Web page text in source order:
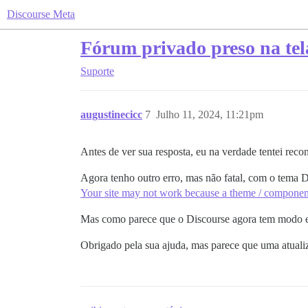
Discourse Meta
Fórum privado preso na
Suporte
augustinecicc Julho 11, 2024, 11:21pm
7
Antes de ver sua resposta, eu na verdade tentei
Agora tenho outro erro, mas não fatal, com o tema
Your site may not work because a theme /
Mas como parece que o Discourse agora tem
Obrigado pela sua ajuda, mas parece que uma